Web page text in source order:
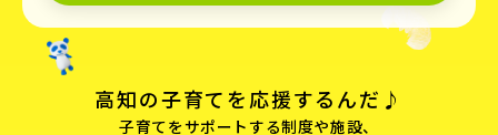
高知の子育てを応援するんだ♪
子育てをサポートする制度や施設、